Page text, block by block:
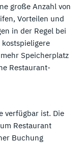
große Anzahl von
Vorteilen und
in der Regel bei
Speicherplatz
Restaurant-
verfügbar ist. Die
Restaurant
Buchung